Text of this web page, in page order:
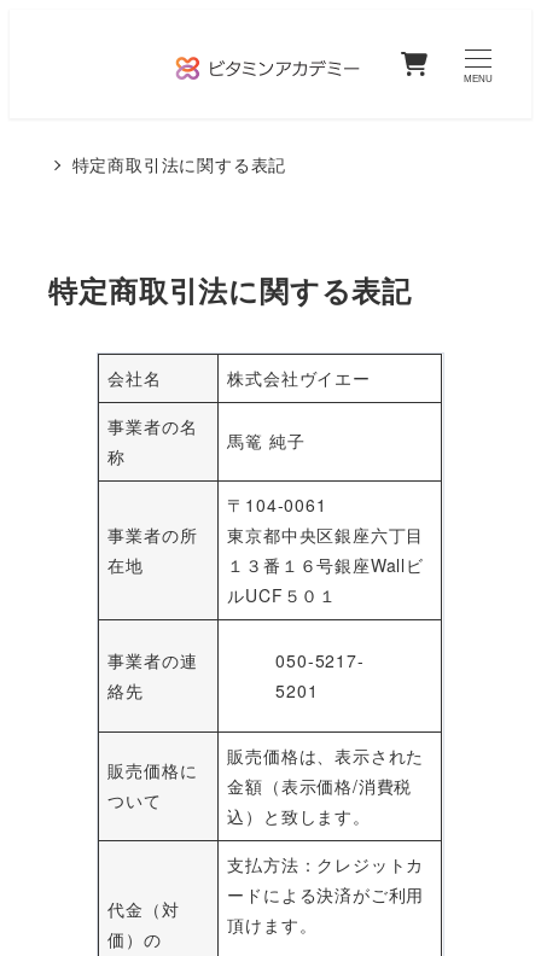
0
MENU
特定商取引法に関する表記
特定商取引法に関する表記
会社名
株式会社ヴイエー
事業者の名
称
馬篭 純子
事業者の所
在地
〒104-0061
東京都中央区銀座六丁目
１３番１６号銀座Wallビ
ルUCF５０１
事業者の連
絡先
050-5217-
5201
販売価格に
ついて
販売価格は、表示された
金額（表示価格/消費税
込）と致します。
代金（対
価）の
支払方法：クレジットカ
ードによる決済がご利用
頂けます。